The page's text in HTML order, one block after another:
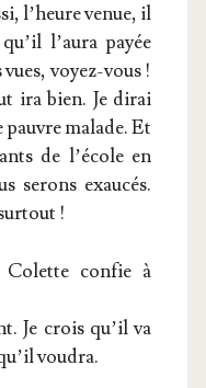
l’heure venue, il
l’aura payée
voyez-vous !
ira bien. Je dirai
malade. Et
de l’école en
serons exau­cés.
!
confie à
Je crois qu’il va
voudra.